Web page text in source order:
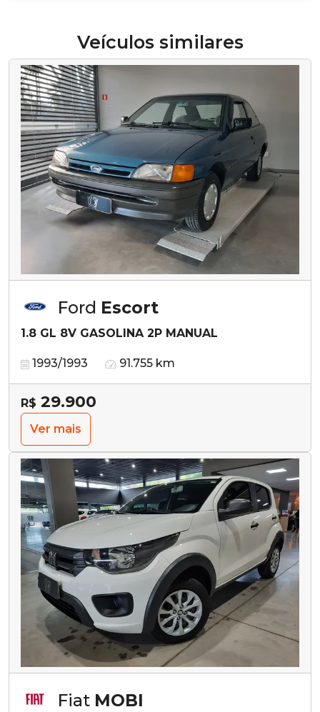
Veículos similares
Ford Escort
1.8 GL 8V GASOLINA 2P MANUAL
1993/1993 91.755 km
R$ 29.900
Ver mais
Fiat MOBI